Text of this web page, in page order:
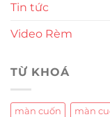
Tin tức
Video Rèm
TỪ KHOÁ
màn cuốn màn